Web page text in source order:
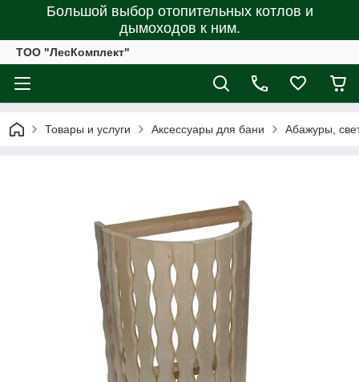
Большой выбор отопительных котлов и
дымоходов к ним.
ТОО "ЛесКомплект"
Товары и услуги Аксессуары для бани Абажуры,